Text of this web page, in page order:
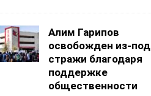
Алим Гарипов
освобожден из-под
стражи благодаря
поддержке
общественности